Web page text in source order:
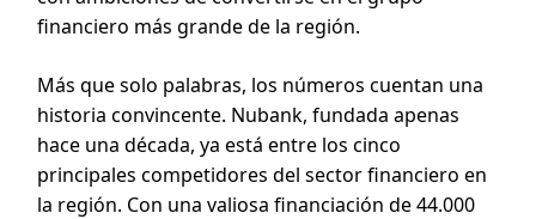
financiero más grande de la región.
Más que solo palabras, los números cuentan una
historia convincente. Nubank, fundada apenas
hace una década, ya está entre los cinco
principales competidores del sector financiero en
la región. Con una valiosa financiación de 44.000